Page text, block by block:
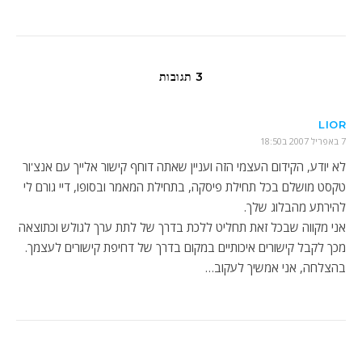
3 תגובות
LIOR
7 באפריל 2007 ב18:50
לא יודע, הקידום העצמי הזה ועניין שאתה דוחף קישור אלייך עם אנצ'ור
טקסט מושלם בכל תחילת פיסקה, בתחילת המאמר ובסופו, דיי גורם לי
להירתע מהבלוג שלך.
אני מקווה שבכל זאת תחליט ללכת בדרך של לתת ערך לגולש וכתוצאה
מכך לקבל קישורים איכותיים במקום בדרך של דחיפת קישורים לעצמך.
בהצלחה, אני אמשיך לעקוב…